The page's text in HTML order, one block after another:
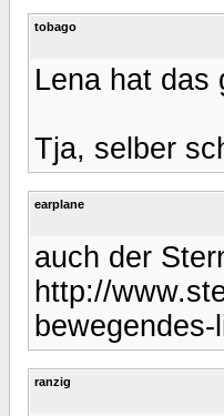
tobago
Lena hat das
Tja, selber
earplane
auch der
http://
ranzig